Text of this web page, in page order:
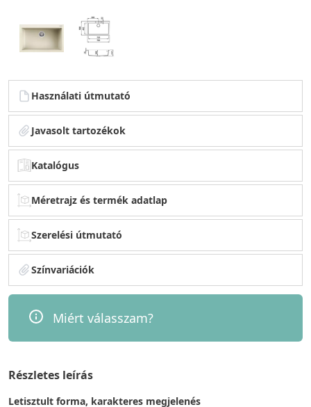
Használati útmutató
Javasolt tartozékok
Katalógus
Méretrajz és termék adatlap
Szerelési útmutató
Színvariációk
Miért válasszam?
Részletes leírás
Letisztult forma, karakteres megjelenés